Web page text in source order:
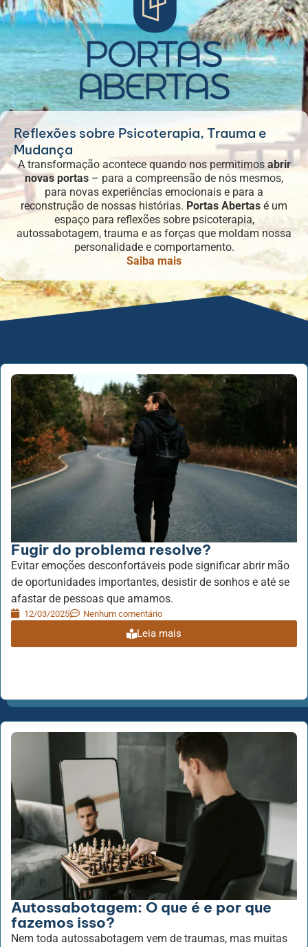
Reflexões sobre Psicoterapia, Trauma e
Mudança
A transformação acontece quando nos permitimos abrir
novas portas – para a compreensão de nós mesmos,
para novas experiências emocionais e para a
reconstrução de nossas histórias. Portas Abertas é um
espaço para reflexões sobre psicoterapia,
autossabotagem, trauma e as forças que moldam nossa
personalidade e comportamento.
Saiba mais
Fugir do problema resolve?
Evitar emoções desconfortáveis pode significar abrir mão
de oportunidades importantes, desistir de sonhos e até se
afastar de pessoas que amamos.
12/03/2025 Nenhum comentário
Leia mais
Autossabotagem: O que é e por que
fazemos isso?
Nem toda autossabotagem vem de traumas, mas muitas